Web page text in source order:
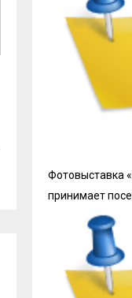
Фотовыставка
принимает